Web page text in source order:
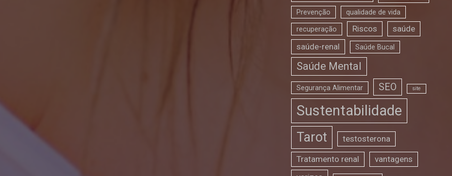
Prevenção qualidade de vida
recuperação Riscos
saúde
saúde-renal
Saúde Bucal
Saúde Mental
Segurança Alimentar SEO site
Sustentabilidade
Tarot testosterona
Tratamento renal
vantagens